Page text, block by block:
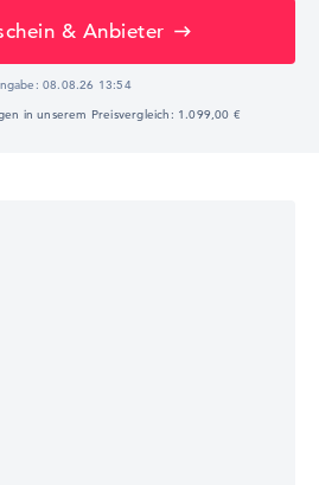
& Anbieter
08.08.26 13:54
in unserem Preisvergleich: 1.099,00 €